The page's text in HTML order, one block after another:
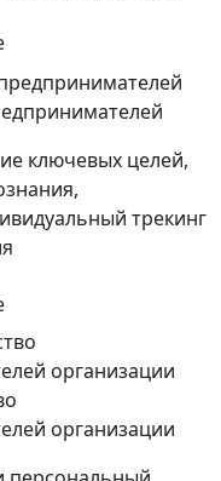
ключевых целей,
трекинг
организации